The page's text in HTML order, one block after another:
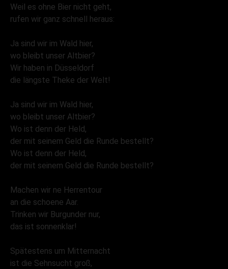
Weil es ohne Bier nicht geht,
rufen wir ganz schnell heraus:
Ja sind wir im Wald hier,
wo bleibt unser Altbier?
Wir haben in Düsseldorf
die längste Theke der Welt!
Ja sind wir im Wald hier,
wo bleibt unser Altbier?
Wo ist denn der Held,
der mit seinem Geld die Runde bestellt?
Wo ist denn der Held,
der mit seinem Geld die Runde bestellt?
Machen wir ne Herrentour
an die schoene Aar.
Trinken wir Burgunder nur,
das ist sonnenklar!
Spätestens um Mitternacht
ist die Sehnsucht groß,